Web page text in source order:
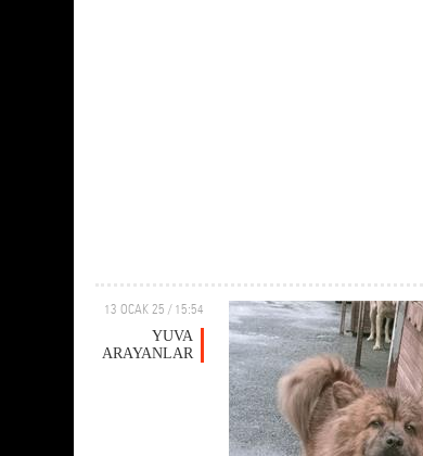
13 OCAK 25 / 15:54
YUVA
ARAYANLAR